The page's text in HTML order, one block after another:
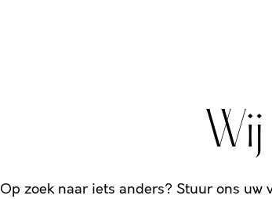
Op zoek naar iets anders? Stuur ons